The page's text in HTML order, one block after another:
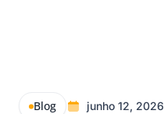
Blog junho 12, 2026